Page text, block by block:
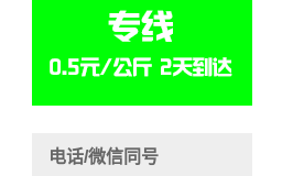
电话/微信同号